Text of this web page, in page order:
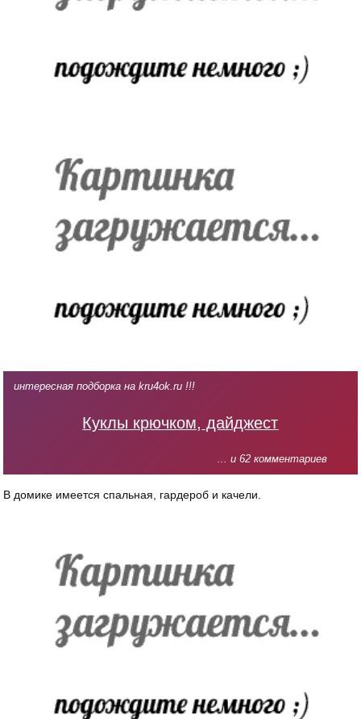
интересная подборка на kru4ok.ru !!!
Куклы крючком, дайджест
... и 62 комментариев
В домике имеется спальная, гардероб и качели.